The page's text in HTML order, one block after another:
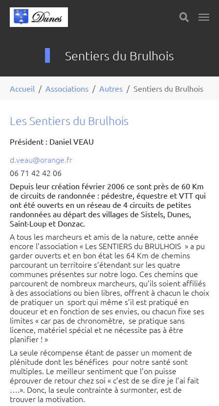
Skip to main content
Sentiers du Brulhois
Accueil Associations Autres Sentiers du Brulhois
Les Sentiers du Brulhois
Président : Daniel VEAU
d.veau@orange.fr
06 71 42 42 06
Depuis leur création février 2006 ce sont près de 60 Km
de circuits de randonnée : pédestre, équestre et VTT qui
ont été ouverts en un réseau de 4 circuits de petites
randonnées au départ des villages de Sistels, Dunes,
Saint-Loup et Donzac.
A tous les marcheurs et amis de la nature, cette année
encore l’association « Les SENTIERS du BRULHOIS » a pu
garder ouverts et en bon état les 64 Km de chemins
parcourant un territoire s’étendant sur les quatre
communes présentes sur notre logo. Ces chemins que
parcourent de nombreux marcheurs, qu’ils soient affiliés
à des associations ou bien libres, offrent à chacun le choix
de pratiquer un sport qui même s’il est pratiqué en
douceur et en fonction de ses envies, ou chacun fixe ses
limites « car pas de chronomètre, se pratique sans
licence, matériel spécial et ne nécessite pas à être
planifier ! »
La seule récompense étant de passer un moment de
plénitude dont les bénéfices pour notre santé sont
multiples. Le meilleur sentiment que l’on puisse
éprouver de retour chez soi « c’est de se dire je l’ai fait
….». Donc, la seule contrainte à surmonter, est de
trouver la motivation.
Panneau de gestion des cookies